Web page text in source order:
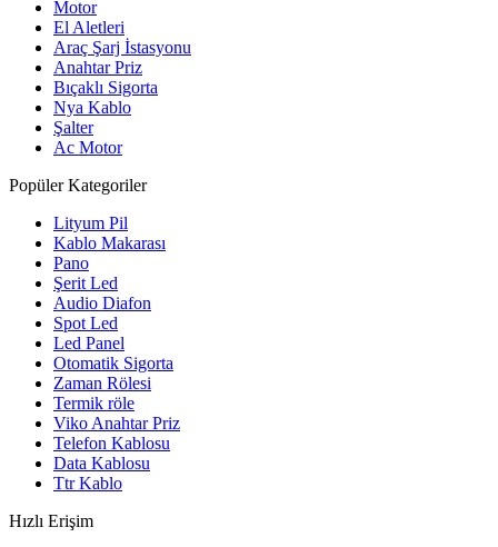
Motor
El Aletleri
Araç Şarj İstasyonu
Anahtar Priz
Bıçaklı Sigorta
Nya Kablo
Şalter
Ac Motor
Popüler Kategoriler
Lityum Pil
Kablo Makarası
Pano
Şerit Led
Audio Diafon
Spot Led
Led Panel
Otomatik Sigorta
Zaman Rölesi
Termik röle
Viko Anahtar Priz
Telefon Kablosu
Data Kablosu
Ttr Kablo
Hızlı Erişim